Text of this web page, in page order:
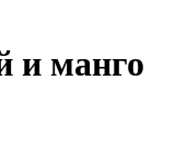
и манго